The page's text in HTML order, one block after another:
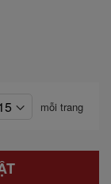
mỗi trang